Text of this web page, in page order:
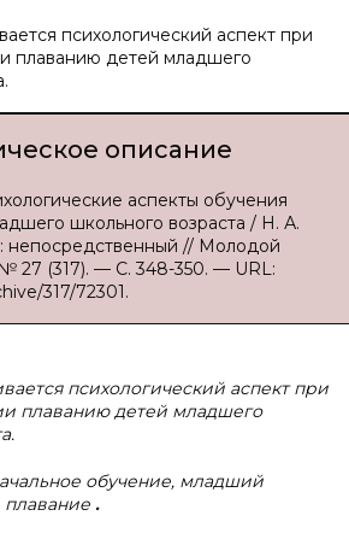
психологический аспект при
плаванию детей младшего
описание
аспекты обучения
школьного возраста / Н. А.
непосредственный // Молодой
27 (317). — С. 348-350. — URL:
317/72301.
психологический аспект при
плаванию детей младшего
обучение, младший
плавание .